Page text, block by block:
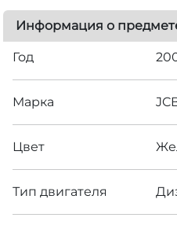
Информация о
Год
Марка
Цвет
Тип двигателя